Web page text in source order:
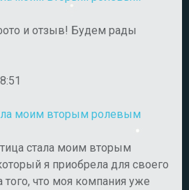
и отзыв! Будем рады
моим вторым ролевым
стала моим вторым
я приобрела для своего
что моя компания уже